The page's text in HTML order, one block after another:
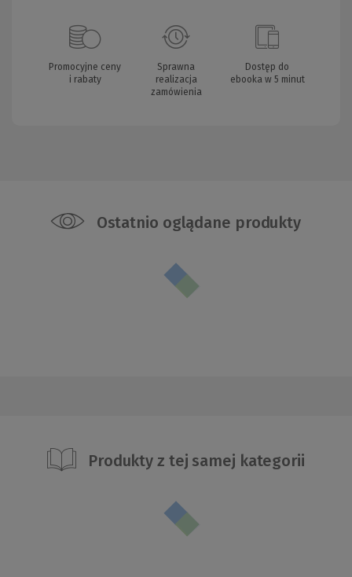
Promocyjne ceny
i rabaty
Sprawna
realizacja
zamówienia
Dostęp do
ebooka w 5 minut
Ostatnio oglądane produkty
Produkty z tej samej kategorii